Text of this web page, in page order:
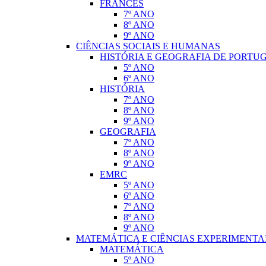
FRANCÊS
7º ANO
8º ANO
9º ANO
CIÊNCIAS SOCIAIS E HUMANAS
HISTÓRIA E GEOGRAFIA DE
5º ANO
6º ANO
HISTÓRIA
7º ANO
8º ANO
9º ANO
GEOGRAFIA
7º ANO
8º ANO
9º ANO
EMRC
5º ANO
6º ANO
7º ANO
8º ANO
9º ANO
MATEMÁTICA E CIÊNCIAS
MATEMÁTICA
5º ANO